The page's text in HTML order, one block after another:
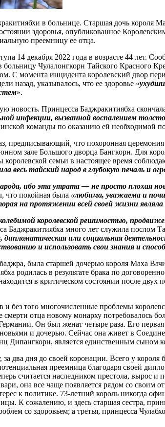
в больнице. Старшая дочь короля
здоровья, опубликованное
преемницу ее отца.
14 декабря 2022 года в возрасте 44 лет.
Чулалонгкорн Тайского Красного
С момента инцидента королевский двор
назад, указывалось, что ее здоровье «
».
новость. Принцесса Баджракитиябха
инфекции, вызванной воспалением
команды по оказанию ей необходимой
предписывающий, что похоронная
зале Большого дворца Бангкорн. Для
королевской семьи в настоящее время
весь тайский народ в глубокую печаль и
ибо эта утрата — не просто плохая
что покойная была «любима, уважаема и
на протяжении всей своей жизни
королевской решимостью,
много лет служила послом
или социальная
и использовать свои знания и
была старшей дочерью короля Маха
родилась в результате брака по
в критическом состоянии после
без того многочисленные проблемы
отца новому монарху потребовалось
Он был женат четыре раза. Его
и дочерью. Сейчас она живет в
Дипангкорн, является единственным сыном
два дня до своей коронации. Всего у
преемница благодаря своей
считается наследником престола, вырос
она все чаще появляется рядом со
к политике. 73-летний король никогда
К сожалению, и здесь старшая сестра,
со здоровьем; а третья, принцесса